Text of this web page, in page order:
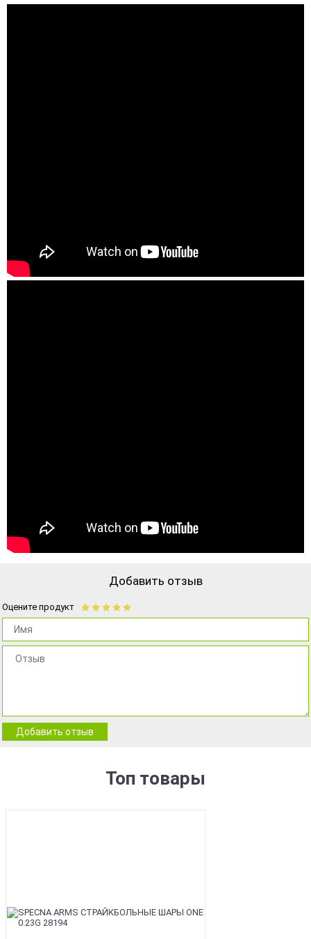
Добавить отзыв
Оцените продукт
Добавить отзыв
Топ товары